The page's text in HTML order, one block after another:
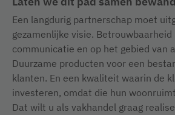
Een langdurig partnerschap moet
gezamenlijke visie. Betrouwbaarheid
communicatie en op het gebied van
Duurzame producten voor een
klanten. En een kwaliteit waarin de
investeren, omdat die hun
Dat wilt u als vakhandel graag